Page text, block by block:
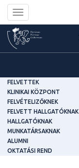
Toggle
navigation
FELVETTEK
KLINIKAI KÖZPONT
FELVÉTELIZŐKNEK
FELVETT HALLGATÓKNAK
HALLGATÓKNAK
MUNKATÁRSAKNAK
ALUMNI
OKTATÁSI REND